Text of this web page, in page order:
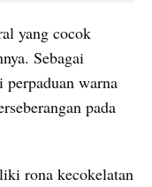
yang cocok
Sebagai
warna
pada
rona kecokelatan